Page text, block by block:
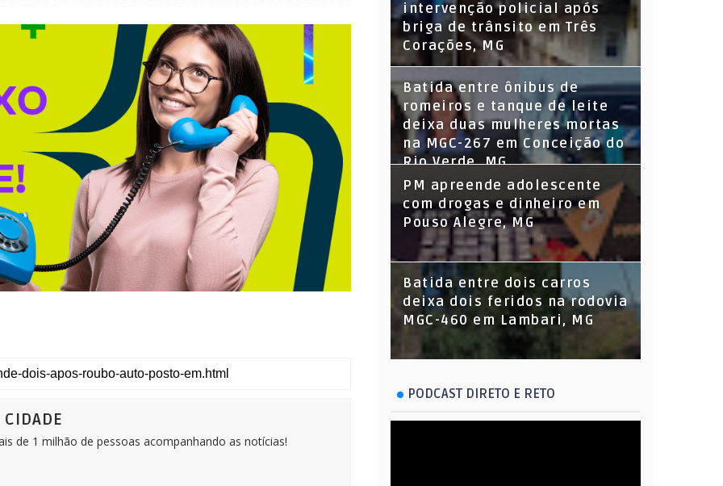
de 1 milhão de pessoas acompanhando as notícias!
intervenção policial após
briga de trânsito em Três
Corações, MG
Batida entre ônibus de
romeiros e tanque de leite
deixa duas mulheres mortas
na MGC-267 em Conceição do
Rio Verde, MG
PM apreende adolescente
com drogas e dinheiro em
Pouso Alegre, MG
Batida entre dois carros
deixa dois feridos na rodovia
MGC-460 em Lambari, MG
PODCAST DIRETO E RETO